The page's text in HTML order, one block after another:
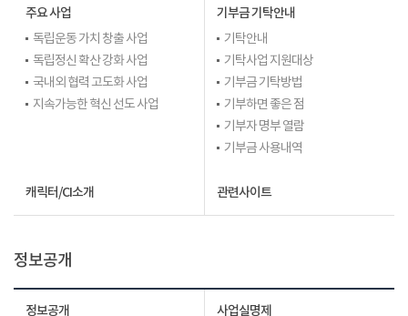
주요 사업
독립운동 가치 창출 사업
독립정신 확산 강화 사업
국내외 협력 고도화 사업
지속가능한 혁신 선도 사업
기부금 기탁안내
기탁안내
기탁사업 지원대상
기부금 기탁방법
기부하면 좋은 점
기부자 명부 열람
기부금 사용내역
캐릭터/CI소개 관련사이트
정보공개
정보공개 사업실명제